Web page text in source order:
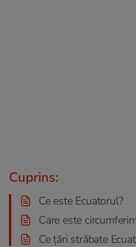
Cuprins:
Ce este Ecuatorul?
Care este
Ce țări străbate